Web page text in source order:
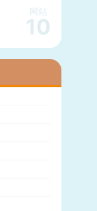
网站
10